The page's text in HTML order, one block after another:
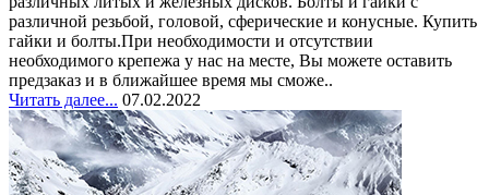
различной резьбой, головой, сферические и конусные. Купить
гайки и болты.При необходимости и отсутствии
необходимого крепежа у нас на месте, Вы можете оставить
предзаказ и в ближайшее время мы сможе..
Читать далее... 07.02.2022